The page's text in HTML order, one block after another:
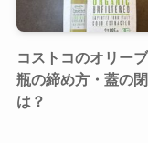
コストコのオリー
瓶の締め方・蓋の
は？